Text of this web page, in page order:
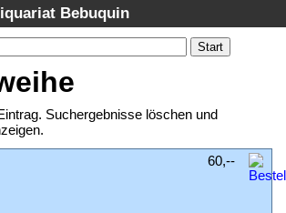
Bebuquin
Suchergebnisse löschen und
60,--